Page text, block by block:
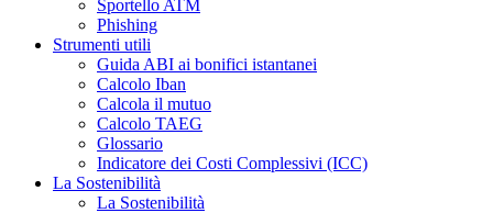
Sportello ATM
Phishing
Strumenti utili
Guida ABI ai bonifici istantanei
Calcolo Iban
Calcola il mutuo
Calcolo TAEG
Glossario
Indicatore dei Costi Complessivi (ICC)
La Sostenibilità
La Sostenibilità